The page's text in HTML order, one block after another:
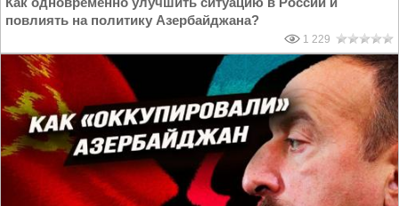
повлиять на политику Азербайджана?
1 229